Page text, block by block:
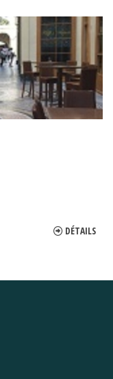
DÉTAILS